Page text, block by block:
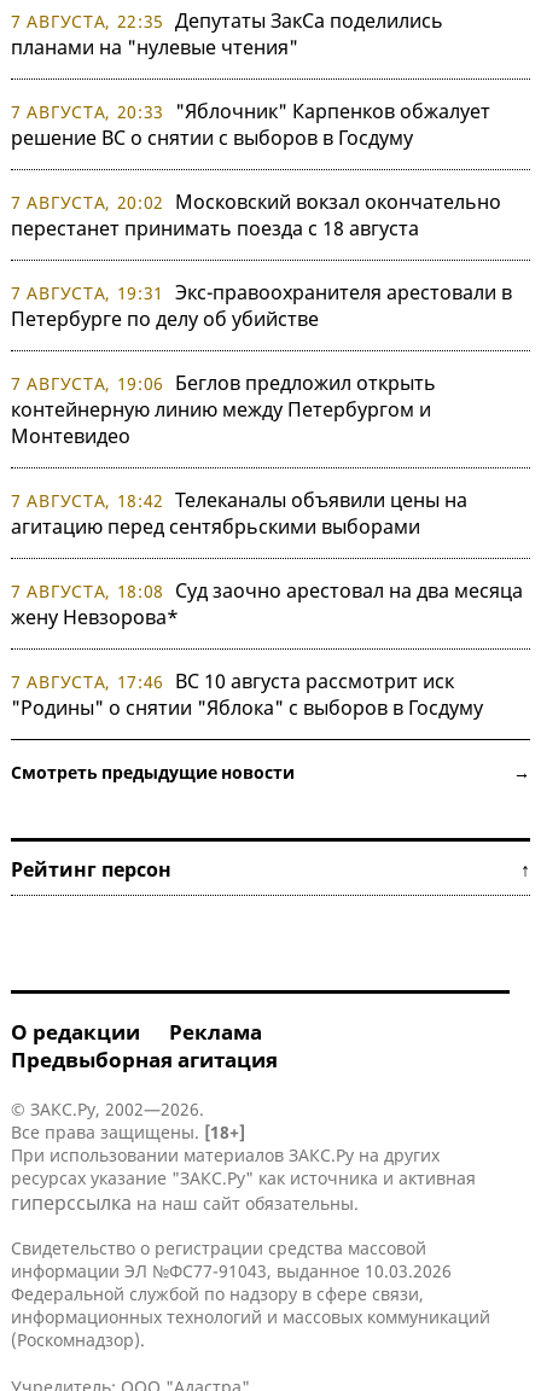
7 АВГУСТА, 22:35 Депутаты ЗакСа поделились
планами на "нулевые чтения"
7 АВГУСТА, 20:33
"Яблочник" Карпенков обжалует
решение ВС о снятии с выборов в Госдуму
7 АВГУСТА, 20:02
Московский вокзал окончательно
перестанет принимать поезда с 18 августа
7 АВГУСТА, 19:31
Экс-правоохранителя арестовали в
Петербурге по делу об убийстве
7 АВГУСТА, 19:06
Беглов предложил открыть
контейнерную линию между Петербургом и
Монтевидео
7 АВГУСТА, 18:42 Телеканалы объявили цены на
агитацию перед сентябрьскими выборами
7 АВГУСТА, 18:08
Суд заочно арестовал на два месяца
жену Невзорова*
7 АВГУСТА, 17:46
ВС 10 августа рассмотрит иск
"Родины" о снятии "Яблока" с выборов в Госдуму
Смотреть предыдущие новости →
Рейтинг персон ↑
О редакции
Реклама
Предвыборная агитация
© ЗАКС.Ру, 2002—2026.
Все права защищены. [18+]
При использовании материалов ЗАКС.Ру на других
ресурсах указание "ЗАКС.Ру" как источника и активная
гиперссылка на наш сайт обязательны.
Свидетельство о регистрации средства массовой
информации ЭЛ №ФС77-91043, выданное 10.03.2026
Федеральной службой по надзору в сфере связи,
информационных технологий и массовых коммуникаций
(Роскомнадзор).